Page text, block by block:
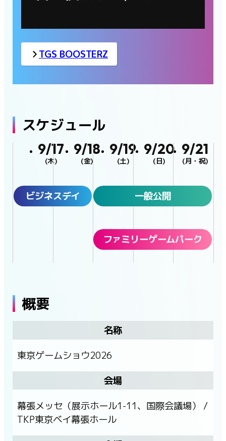
TGS BOOSTERZ
スケジュール
9/17
(木)
9/18
(金)
9/19
(土)
9/20
(日)
9/21
(月・祝)
ビジネスデイ 一般公開
ファミリーゲームパーク
概要
名称
東京ゲームショウ2026
会場
幕張メッセ（展示ホール1-11、国際会議場） /
TKP東京ベイ幕張ホール